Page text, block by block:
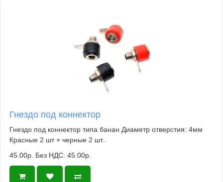
Гнездо под коннектор
Гнездо под коннектор типа банан Диаметр отверстия: 4мм
Красные 2 шт + черные 2 шт..
45.00р. Без НДС: 45.00р.